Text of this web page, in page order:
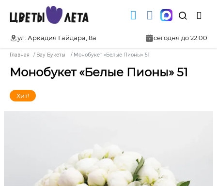
ул. Аркадия Гайдара, 8а сегодня до 22:00
Главная Вау Букеты Монобукет «Белые Пионы» 51
Монобукет «Белые Пионы» 51
Хит!